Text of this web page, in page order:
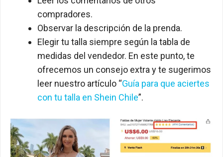
compradores.
Observar la descripción de la prenda.
Elegir tu talla siempre según la tabla de
medidas del vendedor. En este punto, te
ofrecemos un consejo extra y te sugerimos
leer nuestro artículo “Guía para que aciertes
con tu talla en Shein Chile”.